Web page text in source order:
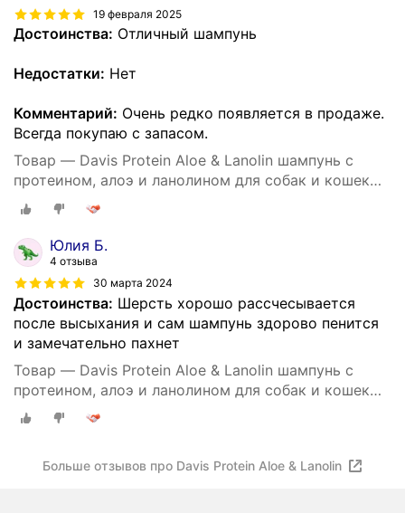
19 февраля 2025
Достоинства: Отличный шампунь
Недостатки: Нет
Комментарий: Очень редко появляется в продаже.
Всегда покупаю с запасом.
Товар — Davis Protein Aloe & Lanolin шампунь c
протеином, алоэ и ланолином для собак и кошек
200мл
Юлия Б.
4 отзыва
30 марта 2024
Достоинства: Шерсть хорошо рассчесывается
после высыхания и сам шампунь здорово пенится
и замечательно пахнет
Товар — Davis Protein Aloe & Lanolin шампунь c
протеином, алоэ и ланолином для собак и кошек
200мл
Больше отзывов про Davis Protein Aloe & Lanolin